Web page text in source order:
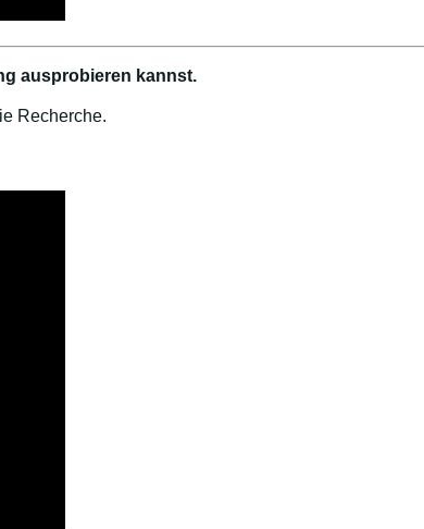
ausprobieren kannst.
Recherche.